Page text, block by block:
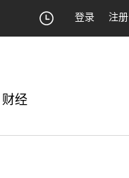
登录 注册
财经